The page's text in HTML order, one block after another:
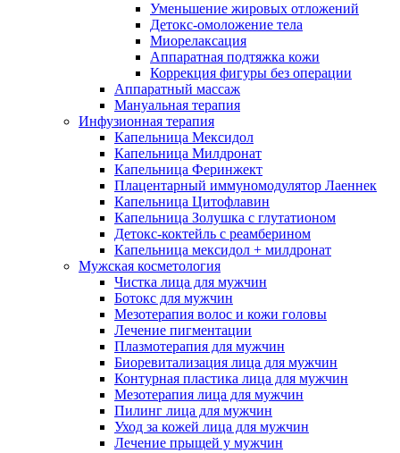
Уменьшение жировых отложений
Детокс-омоложение тела
Миорелаксация
Аппаратная подтяжка кожи
Коррекция фигуры без операции
Аппаратный массаж
Мануальная терапия
Инфузионная терапия
Капельница Мексидол
Капельница Милдронат
Капельница Феринжект
Плацентарный иммуномодулятор Лаеннек
Капельница Цитофлавин
Капельница Золушка с глутатионом
Детокс-коктейль с реамберином
Капельница мексидол + милдронат
Мужская косметология
Чистка лица для мужчин
Ботокс для мужчин
Мезотерапия волос и кожи головы
Лечение пигментации
Плазмотерапия для мужчин
Биоревитализация лица для мужчин
Контурная пластика лица для мужчин
Мезотерапия лица для мужчин
Пилинг лица для мужчин
Уход за кожей лица для мужчин
Лечение прыщей у мужчин